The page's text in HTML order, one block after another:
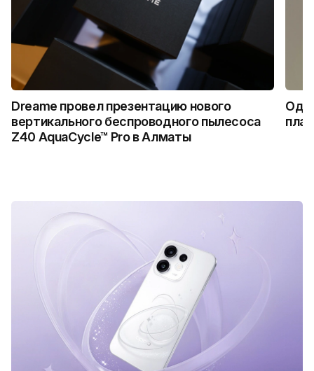
Dreame провел презентацию нового
вертикального беспроводного пылесоса
Z40 AquaCycle™ Pro в Алматы